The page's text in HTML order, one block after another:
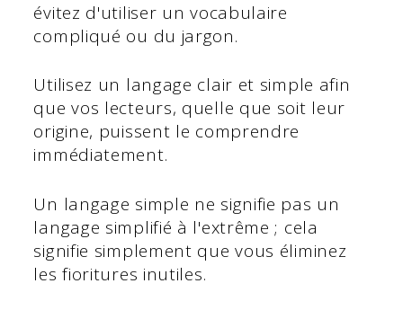
évitez d'utiliser un vocabulaire
compliqué ou du jargon.
Utilisez un langage clair et simple afin
que vos lecteurs, quelle que soit leur
origine, puissent le comprendre
immédiatement.
Un langage simple ne signifie pas un
langage simplifié à l'extrême ; cela
signifie simplement que vous éliminez
les fioritures inutiles.